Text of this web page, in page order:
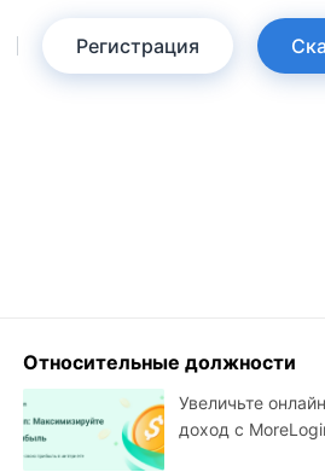
Регистрация
Относительные должности
Увеличьте
доход с